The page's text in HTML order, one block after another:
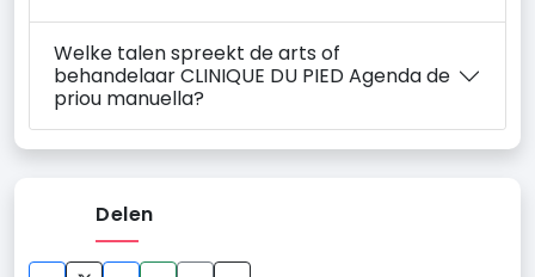
Welke talen spreekt de arts of
behandelaar CLINIQUE DU PIED Agenda de
priou manuella?
Delen